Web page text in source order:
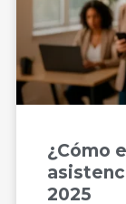
¿Cómo
2025